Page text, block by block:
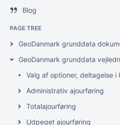
Blog
PAGE TREE
GeoDanmark grunddata
GeoDanmark grunddata
Valg af optioner, deltagelse
Administrativ ajourføring
Totalajourføring
Udpeget ajourføring